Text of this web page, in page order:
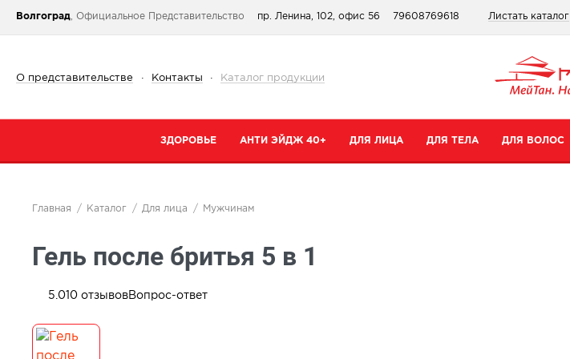
Волгоград , Официальное Представительство пр. Ленина, 102, офис 56 79608769618 Листать каталог
О представительстве · Контакты · Каталог продукции
ЗДОРОВЬЕ
Категории
Тонизирующие и общеукрепляющие
От паразитов
Для сердца и сосудов
Для суставов и костей
АНТИ ЭЙДЖ 40+ ДЛЯ ЛИЦА
Кремы
ДЛЯ ТЕЛА ДЛЯ ВОЛОС
Главная Каталог Для лица Мужчинам
Гель после бритья 5 в 1
5.0 10 отзывовВопрос-ответ